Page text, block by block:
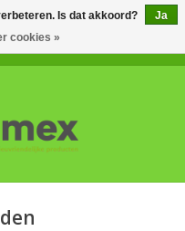
Is dat akkoord?
Ja
cookies »